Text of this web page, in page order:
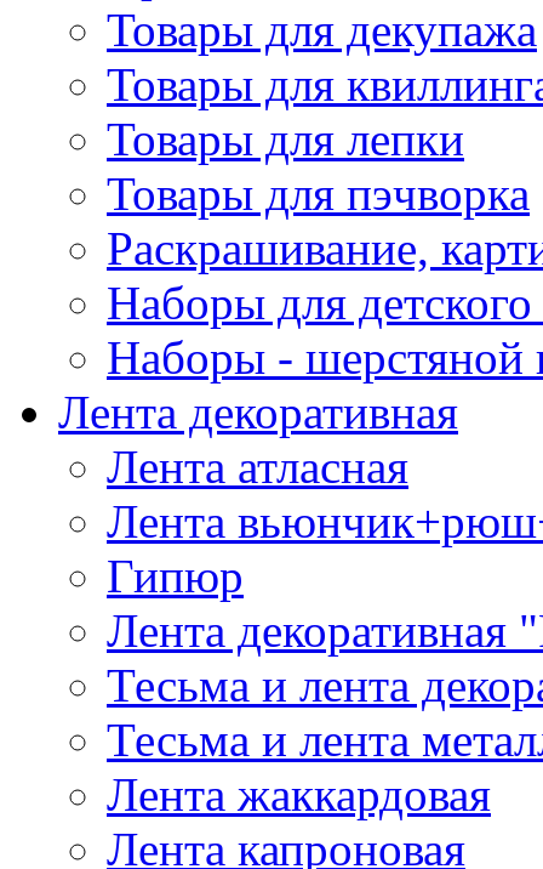
Товары для декупажа
Товары для
Товары для лепки
Товары для пэчворка
Раскрашивание,
Наборы для
Наборы - шерстяной
Лента декоративная
Лента атласная
Лента
Гипюр
Лента декоративная
Тесьма и лента
Тесьма и лента
Лента жаккардовая
Лента капроновая